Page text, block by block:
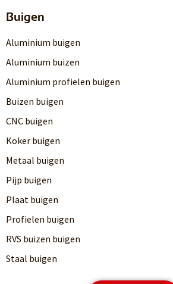
Buigen
Aluminium buigen
Aluminium buizen
Aluminium profielen buigen
Buizen buigen
CNC buigen
Koker buigen
Metaal buigen
Pijp buigen
Plaat buigen
Profielen buigen
RVS buizen buigen
Staal buigen